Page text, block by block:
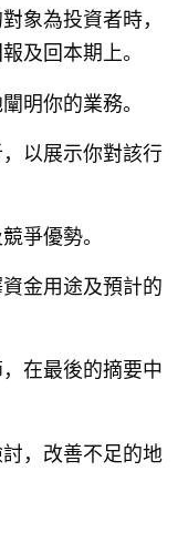
象為投資者時，
及回本期上。
明你的業務。
以展示你對該行
爭優勢。
金用途及預計的
在最後的摘要中
，改善不足的地